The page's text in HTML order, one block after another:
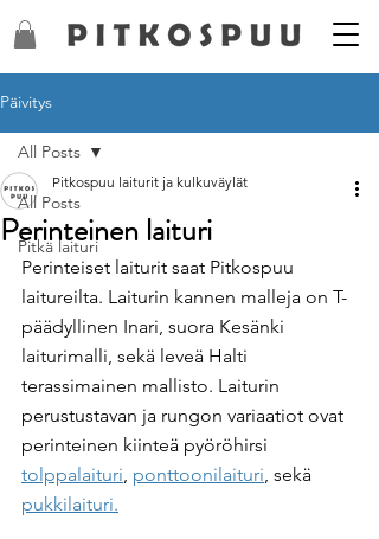
Päivitys
All Posts
Pitkä laituri
All Posts
Perinteinen laituri
Pitkospuu laiturit ja kulkuväylät
Perinteiset laiturit saat Pitkospuu
laitureilta. Laiturin kannen malleja on T-
päädyllinen Inari, suora Kesänki
laiturimalli, sekä leveä Halti
terassimainen mallisto. Laiturin
perustustavan ja rungon variaatiot ovat
perinteinen kiinteä pyöröhirsi
tolppalaituri, ponttoonilaituri, sekä
pukkilaituri.